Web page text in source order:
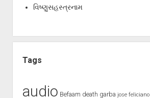
વિષ્ણુસહસ્ત્રનામ
Tags
audio Befaam death garba jose feliciano